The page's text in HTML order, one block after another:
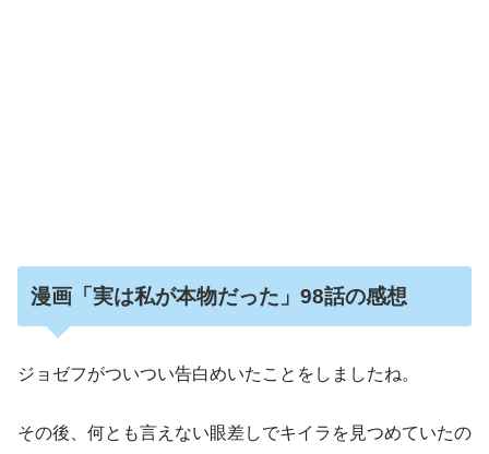
漫画「実は私が本物だった」98話の感想
ジョゼフがついつい告白めいたことをしましたね。
その後、何とも言えない眼差しでキイラを見つめていたの